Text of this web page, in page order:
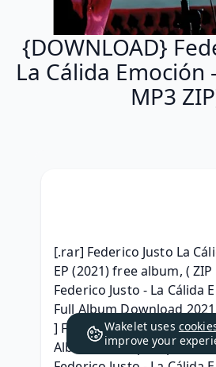
{DOWNLOAD}
La Cálida Emoción
MP3
[.rar] Federico Justo La
EP (2021) free album, ( ZIP
Federico Justo - La Cálida
Full Album Download
] Federico Justo - La Cálida
Album 320 kbps mp3, { 320
Wakelet uses
improve your